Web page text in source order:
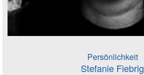
Persönlichkeit
Stefanie Fiebrig